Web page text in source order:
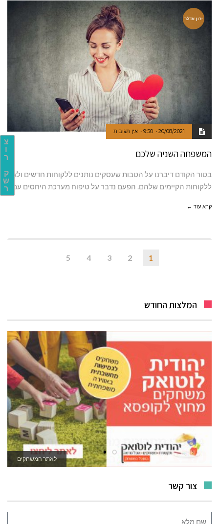
צ
ו
ר
ק
ש
ר
ירון אדלר
20/08/2021
9:50 אין תגובות
המשפחה השניה שלכם
בטור הקודם דיברנו על הטבות שעסקים נותנים ללקוחות חדשים ולא
ללקוחות הקיימים שלהם. הפעם נדבר על טיפוח מערכת היחסים עם
קרא עוד ←
1
2
3
4
5
המלצות החודש
לאתר המשחקים
צור קשר